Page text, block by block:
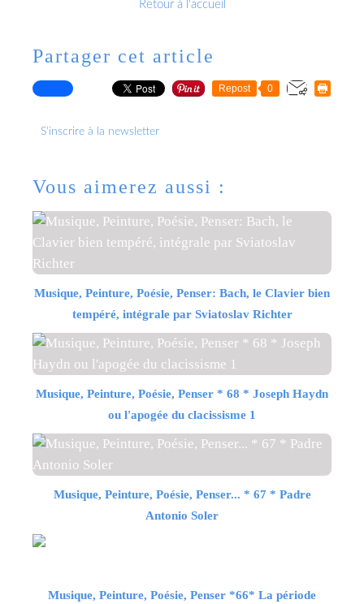
Retour à l'accueil
Partager cet article
Repost 0
S'inscrire à la newsletter
Vous aimerez aussi :
Musique, Peinture, Poésie, Penser: Bach, le Clavier bien
tempéré, intégrale par Sviatoslav Richter
Musique, Peinture, Poésie, Penser * 68 * Joseph Haydn
ou l'apogée du clacissisme 1
Musique, Peinture, Poésie, Penser... * 67 * Padre
Antonio Soler
Musique, Peinture, Poésie, Penser *66* La période